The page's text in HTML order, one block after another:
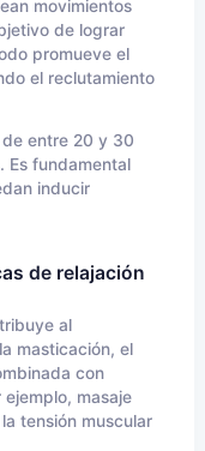
movimientos
de lograr
promueve el
el reclutamiento
entre 20 y 30
Es fundamental
inducir
de relajación
al
masticación, el
con
masaje
tensión muscular